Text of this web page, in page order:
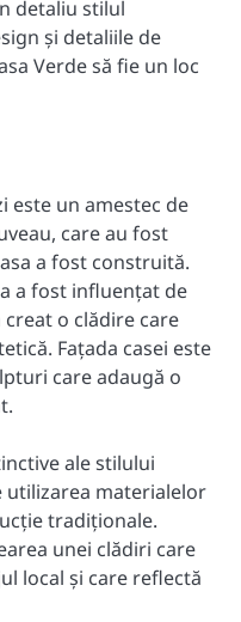
detaliu stilul
și detaliile de
Verde să fie un loc
este un amestec de
care au fost
a fost construită.
a fost influențat de
o clădire care
Fațada casei este
care adaugă o
ale stilului
utilizarea materialelor
tradiționale.
unei clădiri care
local și care reflectă